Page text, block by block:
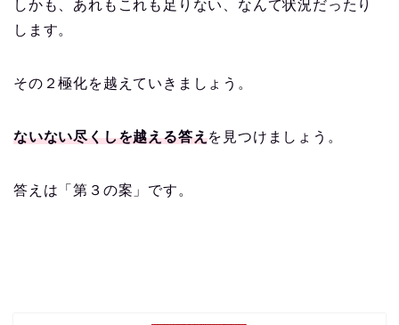
しかも、あれもこれも足りない、なんて状況だったり
します。
その２極化を越えていきましょう。
ないない尽くしを越える答えを見つけましょう。
答えは「第３の案」です。